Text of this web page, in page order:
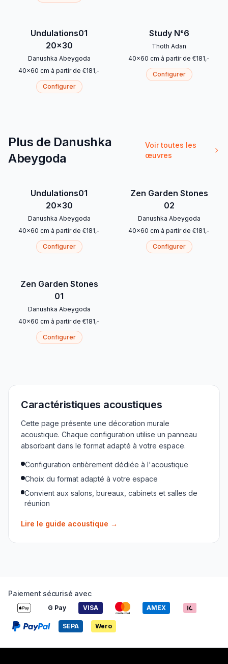
Undulations01
20x30
Danushka Abeygoda
40x60 cm à partir de €181,-
Configurer
Study N°6
Thoth Adan
40x60 cm à partir de €181,-
Configurer
Plus de Danushka
Abeygoda
Voir toutes les
œuvres
Undulations01
20x30
Danushka Abeygoda
40x60 cm à partir de €181,-
Configurer
Zen Garden Stones
02
Danushka Abeygoda
40x60 cm à partir de €181,-
Configurer
Zen Garden Stones
01
Danushka Abeygoda
40x60 cm à partir de €181,-
Configurer
Caractéristiques acoustiques
Cette page présente une décoration murale
acoustique. Chaque configuration utilise un panneau
absorbant dans le format adapté à votre espace.
Configuration entièrement dédiée à l'acoustique
Choix du format adapté à votre espace
Convient aux salons, bureaux, cabinets et salles de
réunion
Lire le guide acoustique →
Paiement sécurisé avec
G Pay VISA AMEX
SEPA Wero